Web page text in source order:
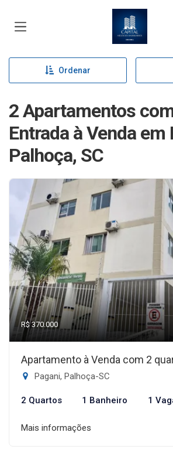
Página inicial
Ordenar
2 Apartamentos
Entrada à Venda em
Palhoça, SC
R$ 370.000
Apartamento à Venda com 2
Pagani, Palhoça-SC
2 Quartos 1 Banheiro 1
Mais informações